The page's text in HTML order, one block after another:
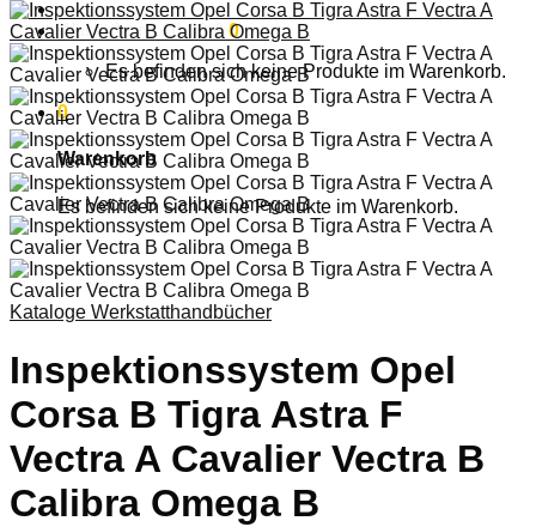
Warenkorb /0,00€ 0
Es befinden sich keine Produkte im Warenkorb.
0
Warenkorb
Es befinden sich keine Produkte im Warenkorb.
Kataloge Werkstatthandbücher
Inspektionssystem Opel
Corsa B Tigra Astra F
Vectra A Cavalier Vectra B
Calibra Omega B